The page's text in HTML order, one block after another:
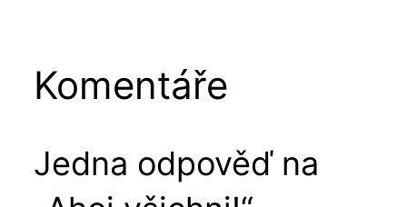
Komentáře
Jedna odpověď na